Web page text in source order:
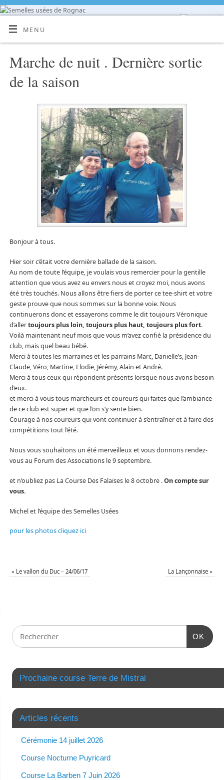
MENU
Marche de nuit . Dernière sortie
de la saison
Bonjour à tous.
Hier soir c’était votre dernière ballade de la saison.
Au nom de toute l’équipe, je voulais vous remercier pour la gentille
attention que vous avez eu envers nous et croyez moi, nous avons
été très touchés. Nous allons être fiers de porter ce tee-shirt et votre
geste prouve que nous sommes sur la bonne voie. Nous
continuerons donc et essayerons comme le dit toujours Véronique
d’allertoujours plus loin, toujours plus haut, toujours plus fort.
Voilà maintenant neuf mois que vous m’avez confié la présidence du
club, mais quel beau bébé.
Merci à toutes les marraines et les parrains Marc, Danielle’s, Jean-
Claude, Véro, Martine, Elodie, Jérémy, Alain et André.
Merci à tous ceux qui répondent présents lorsque nous avons besoin
d’eux.
et merci à vous tous marcheurs et coureurs qui faites que l’ambiance
de ce club est super et que l’on s’y sente bien.
Courage à nos coureurs qui vont continuer à s’entraîner et à faire des
compétitions tout l’été.
Nous vous souhaitons un été merveilleux et vous donnons rendez-
vous au Forum des Associations le 9 septembre.
et n’oubliez pas La Course Des Falaises le 8 octobre .On compte sur
vous.
Michel et l’équipe des Semelles Usées
pour les photos cliquez ici
« Le vallon du Duc – 24/06/17 La Lançonnaise»
OK
Prochaine course Terre de Mistral
Articles récents
Cérémonie 14 juillet 2026
Course Nocturne Puyricard
Course La Barben 7 Juin 2026